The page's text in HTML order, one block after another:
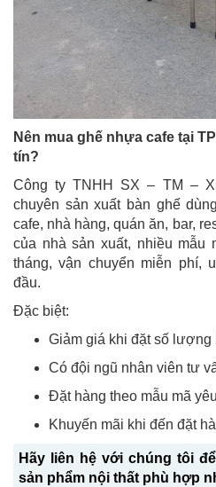
Nên mua ghế nhựa cafe tại
tín?
Công ty TNHH SX – TM –
chuyên sản xuất bàn ghế
cafe, nhà hàng, quán ăn, bar,
của nhà sản xuất, nhiều mẫu
tháng, vận chuyển miễn phí,
đầu.
Đặc biệt:
Giảm giá khi đặt số lượng
Có đội ngũ nhân viên tư
Đặt hàng theo mẫu mã
Khuyến mãi khi đến đặt
Hãy liên hệ với chúng tôi
sản phẩm nội thất phù hợp